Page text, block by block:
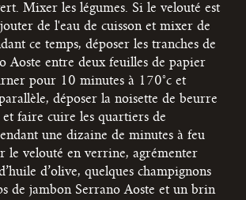
Mixer les légumes. Si le velouté est
de l'eau de cuisson et mixer de
ce temps, déposer les tranches de
Aoste entre deux feuilles de papier
pour 10 minutes à 170°c et
déposer la noisette de beurre
et faire cuire les quartiers de
une dizaine de minutes à feu
le velouté en verrine, agrémenter
d’olive, quelques champignons
de jambon Serrano Aoste et un brin